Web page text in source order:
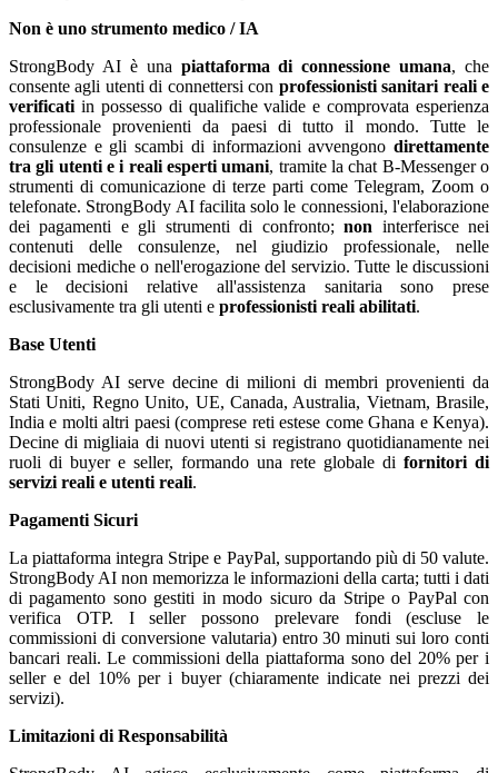
Non è uno strumento medico / IA
StrongBody AI è una piattaforma di connessione umana, che
consente agli utenti di connettersi con professionisti sanitari reali e
verificati in possesso di qualifiche valide e comprovata esperienza
professionale provenienti da paesi di tutto il mondo. Tutte le
consulenze e gli scambi di informazioni avvengono direttamente
tra gli utenti e i reali esperti umani, tramite la chat B-Messenger o
strumenti di comunicazione di terze parti come Telegram, Zoom o
telefonate. StrongBody AI facilita solo le connessioni, l'elaborazione
dei pagamenti e gli strumenti di confronto;non interferisce nei
contenuti delle consulenze, nel giudizio professionale, nelle
decisioni mediche o nell'erogazione del servizio. Tutte le discussioni
e le decisioni relative all'assistenza sanitaria sono prese
esclusivamente tra gli utenti e professionisti reali abilitati.
Base Utenti
StrongBody AI serve decine di milioni di membri provenienti da
Stati Uniti, Regno Unito, UE, Canada, Australia, Vietnam, Brasile,
India e molti altri paesi (comprese reti estese come Ghana e Kenya).
Decine di migliaia di nuovi utenti si registrano quotidianamente nei
ruoli di buyer e seller, formando una rete globale di fornitori di
servizi reali e utenti reali.
Pagamenti Sicuri
La piattaforma integra Stripe e PayPal, supportando più di 50 valute.
StrongBody AI non memorizza le informazioni della carta; tutti i dati
di pagamento sono gestiti in modo sicuro da Stripe o PayPal con
verifica OTP. I seller possono prelevare fondi (escluse le
commissioni di conversione valutaria) entro 30 minuti sui loro conti
bancari reali. Le commissioni della piattaforma sono del 20% per i
seller e del 10% per i buyer (chiaramente indicate nei prezzi dei
servizi).
Limitazioni di Responsabilità